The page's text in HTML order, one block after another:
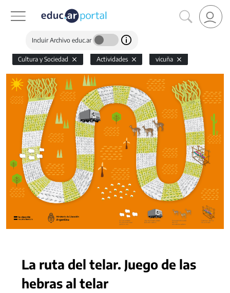
Incluir Archivo educ.ar
Cultura y Sociedad Actividades vicuña
La ruta del telar. Juego de las
hebras al telar